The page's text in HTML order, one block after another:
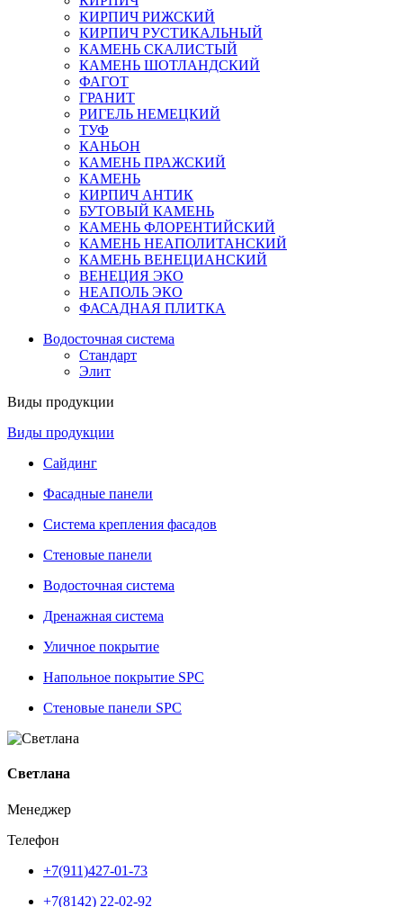
КИРПИЧ РИЖСКИЙ
КИРПИЧ РУСТИКАЛЬНЫЙ
КАМЕНЬ СКАЛИСТЫЙ
КАМЕНЬ ШОТЛАНДСКИЙ
ФАГОТ
ГРАНИТ
РИГЕЛЬ НЕМЕЦКИЙ
ТУФ
КАНЬОН
КАМЕНЬ ПРАЖСКИЙ
КАМЕНЬ
КИРПИЧ АНТИК
БУТОВЫЙ КАМЕНЬ
КАМЕНЬ ФЛОРЕНТИЙСКИЙ
КАМЕНЬ НЕАПОЛИТАНСКИЙ
КАМЕНЬ ВЕНЕЦИАНСКИЙ
ВЕНЕЦИЯ ЭКО
НЕАПОЛЬ ЭКО
ФАСАДНАЯ ПЛИТКА
Водосточная система
Стандарт
Элит
Виды продукции
Виды продукции
Сайдинг
Фасадные панели
Система крепления фасадов
Стеновые панели
Водосточная система
Дренажная система
Уличное покрытие
Напольное покрытие SPC
Стеновые панели SPC
Светлана
Менеджер
Телефон
+7(911)427-01-73
+7(8142) 22-02-92